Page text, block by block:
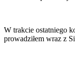
W trakcie ostatniego
prowadziłem wraz z